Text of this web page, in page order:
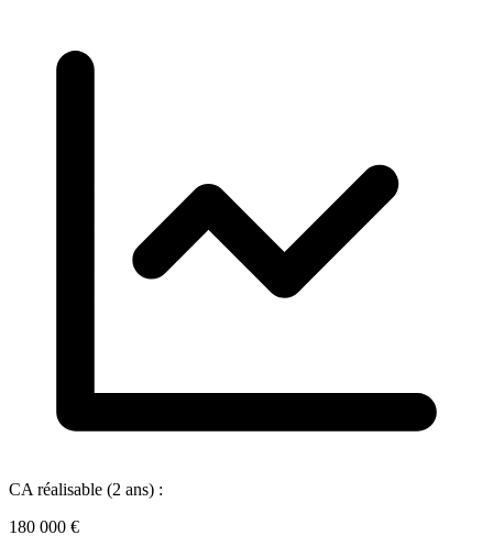
CA réalisable (2 ans) :
180 000 €